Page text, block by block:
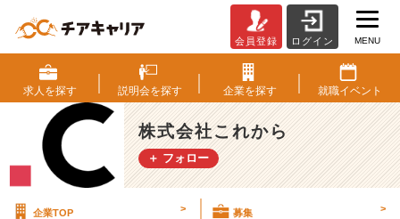
曜
日
の
一
コ
マ
会員登録 ログイン MENU
求人を探す 説明会を探す 企業を探す 就職イベント
株式会社これから
＋ フォロー
企業TOP > 募集 >